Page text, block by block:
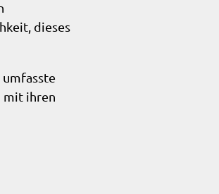
dieses
umfasste
mit ihren